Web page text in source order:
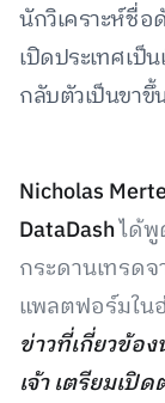
นักวิเคราะห์ชื่อ
เปิดประเทศเป็
กลับตัวเป็นขาขึ้
Nicholas
DataDashได้พู
กระดานเทรด
แพลตฟอร์มใน
ข่าวที่เกี่ยวข้อ
เจ้า เตรียมเ